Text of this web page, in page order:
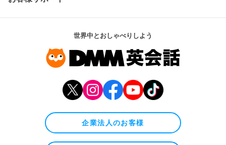
世界中とおしゃべりしよう
企業法人のお客様